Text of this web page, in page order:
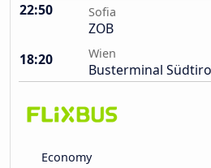
22:50 Sofia
ZOB
18:20
Wien
Busterminal
Economy